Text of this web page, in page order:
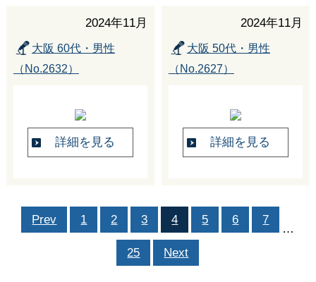
2024年11月
大阪 60代・男性
（No.2632）
詳細を見る
2024年11月
大阪 50代・男性
（No.2627）
詳細を見る
Prev 1 2 3 4 5 6 7
…
25
Next